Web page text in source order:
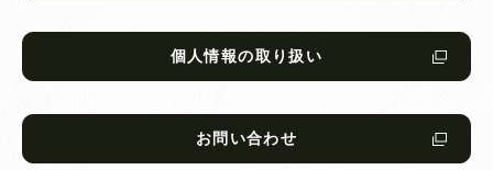
個人情報の取り扱い
お問い合わせ